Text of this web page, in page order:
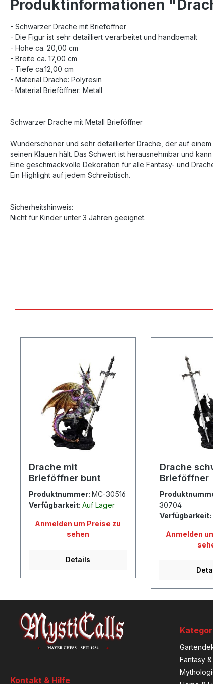
Produktinformationen
- Schwarzer Drache mit Brieföffner
- Die Figur ist sehr detailliert verarbeitet und handbemalt
- Höhe ca. 20,00 cm
- Breite ca. 17,00 cm
- Tiefe ca.12,00 cm
- Material Drache: Polyresin
- Material Brieföffner: Metall
Schwarzer Drache mit Metall Brieföffner
Wunderschöner und sehr detaillierter Drache, der auf
seinen Klauen hält. Das Schwert ist herausnehmbar und
Eine geschmackvolle Dekoration für alle Fantasy- und
Ein Highlight auf jedem Schreibtisch.
Sicherheitshinweis:
Nicht für Kinder unter 3 Jahren geeignet.
Drache mit
Brieföffner bunt
Produktnummer: MC-30516
Verfügbarkeit: Auf Lager
Anmelden um Preise zu
sehen
Details
Drache
Brieföffner
30704
Verfügbarkeit:
Anmelden
Kontakt & Hilfe
Fantasy